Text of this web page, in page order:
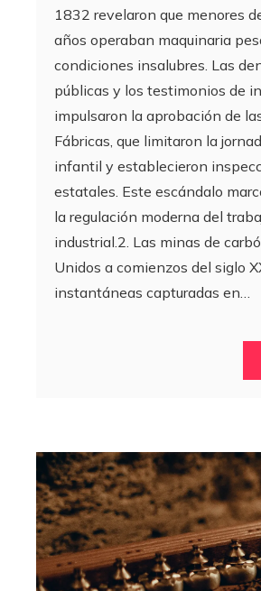
1832 revelaron que menores
años operaban maquinaria
condiciones insalubres. Las
públicas y los testimonios de
impulsaron la aprobación de
Fábricas, que limitaron la
infantil y establecieron
estatales. Este escándalo
la regulación moderna del
industrial.2. Las minas de
Unidos a comienzos del siglo
instantáneas capturadas en…